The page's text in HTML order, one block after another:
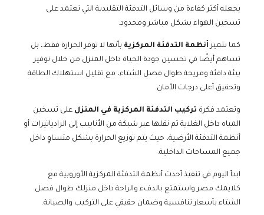
يجعله أكثر كفاءة من وسائل التدفئة التقليدية التي تعتمد على
تسخين الهواء بشكل مباشر ومحدود.
كما تتميز أنظمة التدفئة المركزية بأنها لا توفر الحرارة فقط، بل
تساهم أيضًا في تحسين جودة الحياة داخل المنزل من خلال توفير
بيئة دافئة ومريحة طوال فصل الشتاء، مع تقليل استهلاك الطاقة
وتحقيق أعلى درجات الأمان.
وتعتمد فكرة تركيب التدفئة المركزية في المنزل على تسخين
المياه داخل الغلاية ثم نقلها عبر شبكة من الأنابيب إلى الرادياتيرات أو
أنظمة التدفئة الأرضية، حيث يتم توزيع الحرارة بشكل متساوٍ داخل
جميع المساحات الداخلية.
ابدأ اليوم في تنفيذ أحدث أنظمة التدفئة المركزية الأوروبية مع
كلايمك مصر واستمتع بالدفء والراحة داخل منزلك طوال فصل
الشتاء بأسعار تنافسية وضمان حقيقي على التركيب والصيانة.